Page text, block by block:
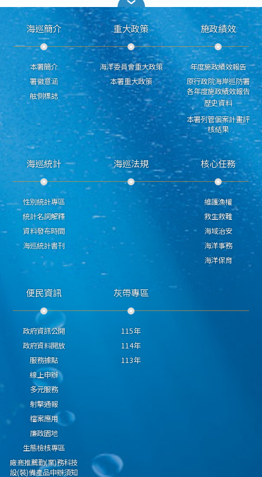
海巡簡介
本署簡介
署徽意涵
舷側標誌
重大政策
海洋委員會重大政策
本署重大政策
施政績效
年度施政績效報告
原行政院海岸巡防署
各年度施政績效報告
歷史資料
本署列管個案計畫評
核結果
海巡統計
性別統計專區
統計名詞解釋
資料發布時間
海巡統計書刊
海巡法規 核心任務
維護漁權
救生救難
海域治安
海洋事務
海洋保育
便民資訊
政府資訊公開
政府資料開放
服務據點
線上申辦
多元服務
射擊通報
檔案應用
廉政園地
生態檢核專區
廠商推薦勤(業)務科技
設(裝)備產品申辦須知
灰帶專區
115年
114年
113年